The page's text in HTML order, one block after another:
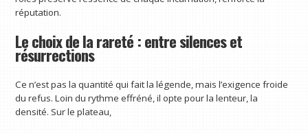
réputation.
Le choix de la rareté : entre silences et
résurrections
Ce n’est pas la quantité qui fait la légende, mais l’exigence froide
du refus. Loin du rythme effréné, il opte pour la lenteur, la
densité. Sur le plateau,